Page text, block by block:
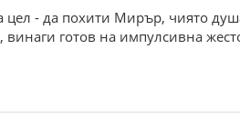
- да похити Мирър, чиято
готов на импулсивна